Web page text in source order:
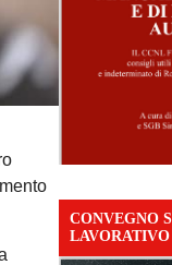
CONVEGNO
LAVORATIVO